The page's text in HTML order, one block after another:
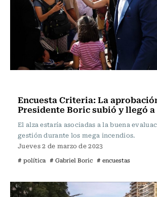
Encuesta Criteria: La
Presidente Boric subió y llegó a
El alza estaría asociadas a la buena
gestión durante los mega incendios.
Jueves 2 de marzo de 2023
# política # Gabriel Boric # encuestas